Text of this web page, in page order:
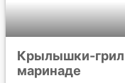
Крылышки-
маринаде